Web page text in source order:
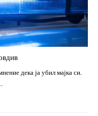
дека ја убил мајка си.